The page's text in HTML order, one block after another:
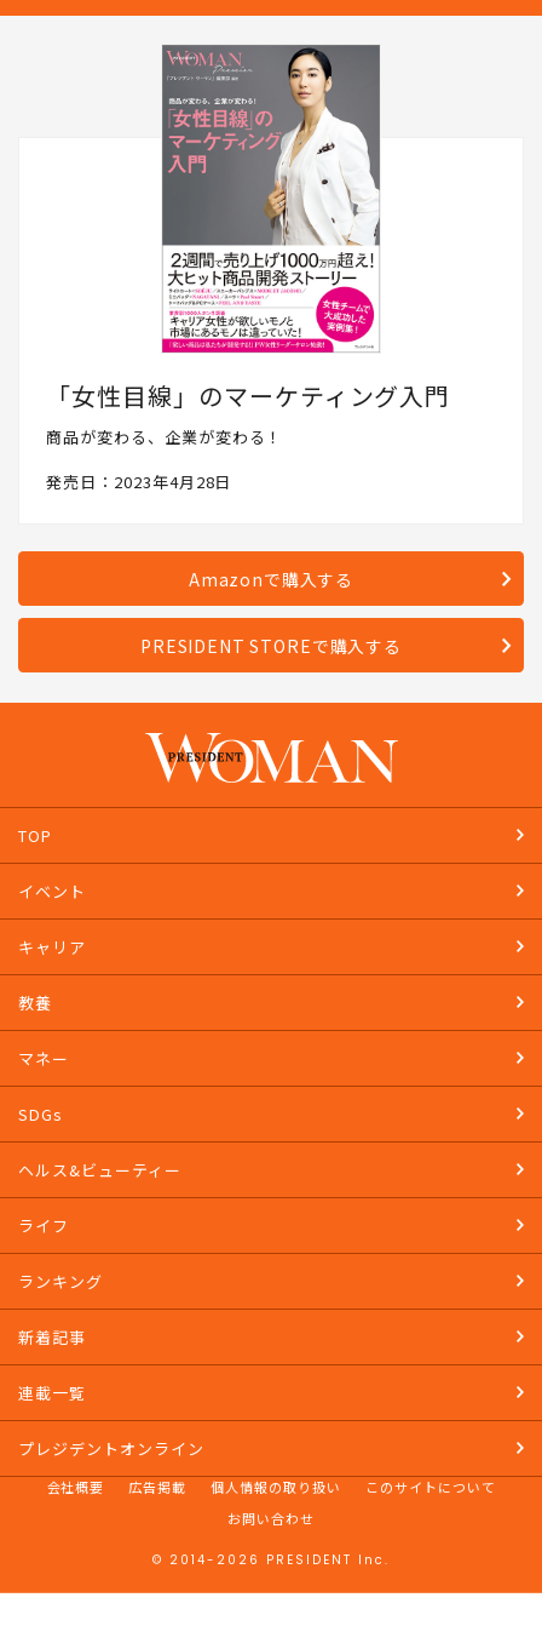
「女性目線」のマーケティング入門
商品が変わる、企業が変わる！
発売日：2023年4月28日
Amazonで購入する
PRESIDENT STOREで購入する
TOP
イベント
キャリア
教養
マネー
SDGs
ヘルス&ビューティー
ライフ
ランキング
新着記事
連載一覧
プレジデントオンライン
会社概要 広告掲載 個人情報の取り扱い
このサイトについて
お問い合わせ
© 2014-2026 PRESIDENT Inc.